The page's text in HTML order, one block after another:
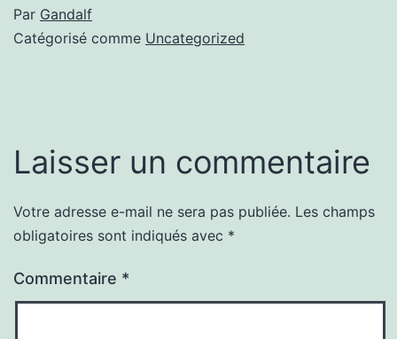
Par Gandalf
Catégorisé comme Uncategorized
Laisser un commentaire
Votre adresse e-mail ne sera pas publiée. Les champs
obligatoires sont indiqués avec *
Commentaire *